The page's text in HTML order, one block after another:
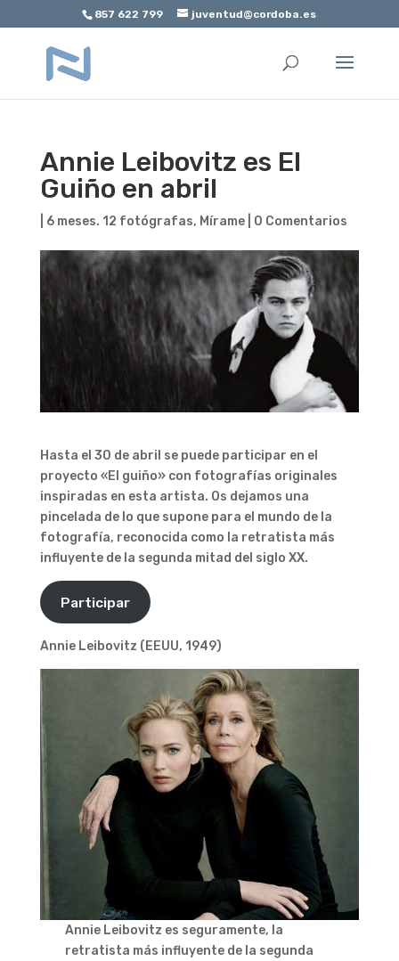
Abrir barra de herramientas
857 622 799 juventud@cordoba.es
Annie Leibovitz es El
Guiño en abril
6 meses. 12 fotógrafas, Mírame| 0 Comentarios
Hasta el 30 de abril se puede participar en el
proyecto «El guiño» con fotografías originales
inspiradas en esta artista. Os dejamos una
pincelada de lo que supone para el mundo de la
fotografía, reconocida como la retratista más
influyente de la segunda mitad del siglo XX.
Participar
Annie Leibovitz (EEUU, 1949)
Annie Leibovitz es seguramente, la
retratista más influyente de la segunda